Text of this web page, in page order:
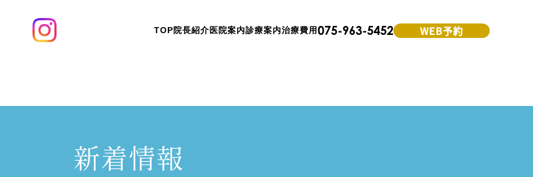
TOP院長紹介医院案内診療案内治療費用075-963-5452 WEB予約
新着情報